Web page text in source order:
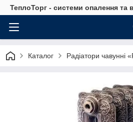
ТеплоТорг - системи опалення та
Каталог Радіатори чавунні